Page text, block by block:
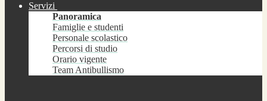
Servizi
Panoramica
Famiglie e studenti
Personale scolastico
Percorsi di studio
Orario vigente
Team Antibullismo